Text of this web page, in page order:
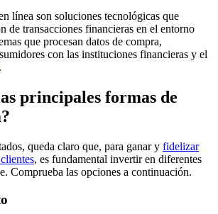
línea son soluciones tecnológicas que
de transacciones financieras en el entorno
que procesan datos de compra,
con las instituciones financieras y el
.
principales formas de
queda claro que, para ganar y fidelizar
, es fundamental invertir en diferentes
Comprueba las opciones a continuación.